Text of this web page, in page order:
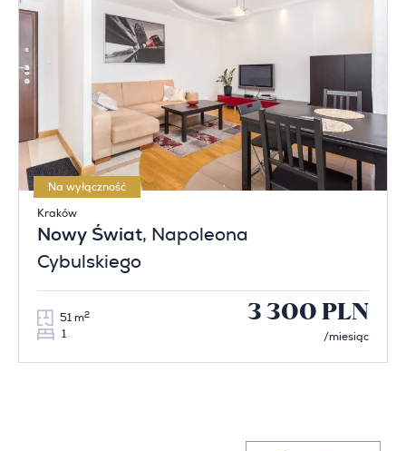
Na wyłączność
Kraków
Nowy Świat, Napoleona
Cybulskiego
51 m2
1
3 300 PLN
/miesiąc